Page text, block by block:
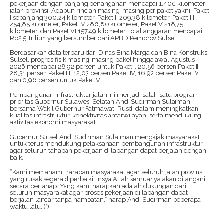
pekerjaan dengan panjang penanganan mencapai 1.400 kilometer
jalan provinsi. Adapun rincian masing-masing per paket yakni; Paket
I sepanjang 300,24 kilometer, Paket II 209,38 kilometer, Paket III
254,85 kilometer, Paket IV 286,80 kilometer, Paket V 218,75
kilometer, dan Paket VI 157,49 kilometer. Total anggaran mencapai
Rp2,5 Triliun yang bersumber dari APBD Pemprov Sulsel.
Berdasarkan data terbaru dari Dinas Bina Marga dan Bina Konstruksi
Sulsel, progres fisik masing-masing paket hingga awal Agustus
2026 mencapai 28,92 persen untuk Paket I, 20,56 persen Paket II,
28,31 persen Paket III, 12,03 persen Paket IV, 16,92 persen Paket V,
dan 0,96 persen untuk Paket VI.
Pembangunan infrastruktur jalan ini menjadi salah satu program
prioritas Gubernur Sulawesi Selatan Andi Sudirman Sulaiman
bersama Wakil Gubernur Fatmawati Rusdi dalam meningkatkan
kualitas infrastruktur, konektivitas antarwilayah, serta mendukung
aktivitas ekonomi masyarakat.
Gubernur Sulsel Andi Sudirman Sulaiman mengajak masyarakat
untuk terus mendukung pelaksanaan pembangunan infrastruktur
agar seluruh tahapan pekerjaan di lapangan dapat berjalan dengan
baik.
“Kami memahami harapan masyarakat agar seluruh jalan provinsi
yang rusak segera diperbaiki. Insya Allah semuanya akan ditangani
secara bertahap. Yang kami harapkan adalah dukungan dari
seluruh masyarakat agar proses pekerjaan di lapangan dapat
berjalan lancar tanpa hambatan,” harap Andi Sudirman beberapa
waktu lalu. (*)